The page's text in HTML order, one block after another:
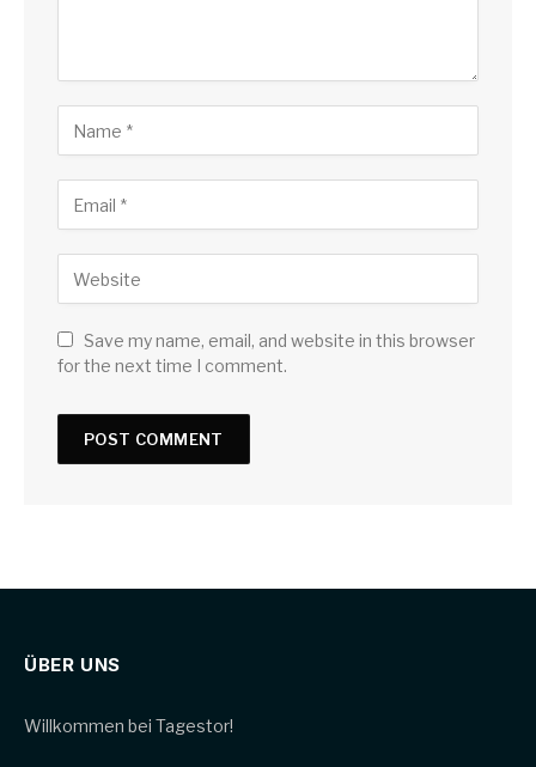
Save my name, email, and website in this browser
for the next time I comment.
ÜBER UNS
Willkommen bei Tagestor!